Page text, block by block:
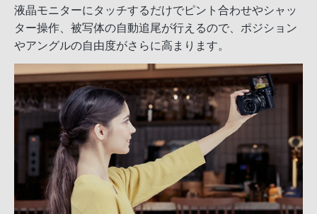
液晶モニターにタッチするだけでピント合わせやシャッ
ター操作、被写体の自動追尾が行えるので、ポジション
やアングルの自由度がさらに高まります。